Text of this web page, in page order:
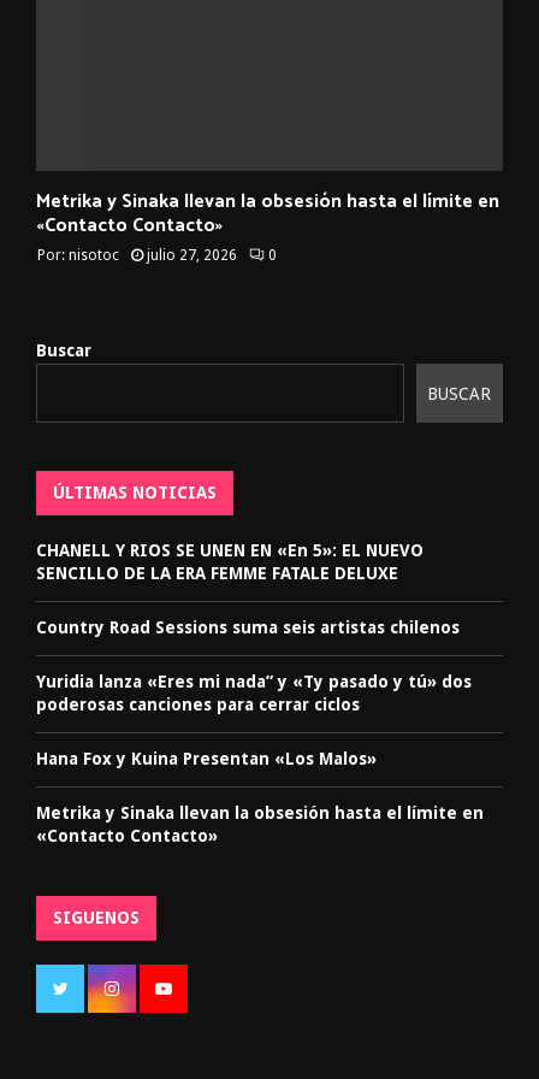
Metrika y Sinaka llevan la obsesión hasta el límite en
«Contacto Contacto»
Por: nisotoc julio 27, 2026 0
Buscar
BUSCAR
ÚLTIMAS NOTICIAS
CHANELL Y RIOS SE UNEN EN «En 5»: EL NUEVO
SENCILLO DE LA ERA FEMME FATALE DELUXE
Country Road Sessions suma seis artistas chilenos
Yuridia lanza «Eres mi nada” y «Ty pasado y tú» dos
poderosas canciones para cerrar ciclos
Hana Fox y Kuina Presentan «Los Malos»
Metrika y Sinaka llevan la obsesión hasta el límite en
«Contacto Contacto»
SIGUENOS